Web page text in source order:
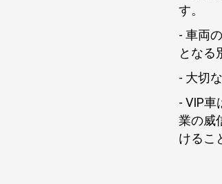
す。
- 車両
となる
- 大切
- VIP
業の威
けるこ